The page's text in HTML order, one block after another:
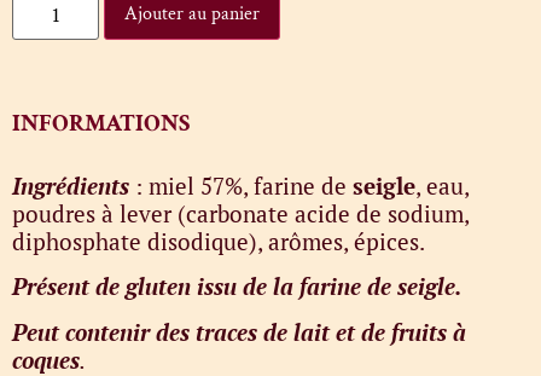
Ajouter au panier
INFORMATIONS
Ingrédients : miel 57%, farine de seigle, eau,
poudres à lever (carbonate acide de sodium,
diphosphate disodique), arômes, épices.
Présent de gluten issu de la farine de seigle.
Peut contenir des traces de lait et de fruits à
coques.